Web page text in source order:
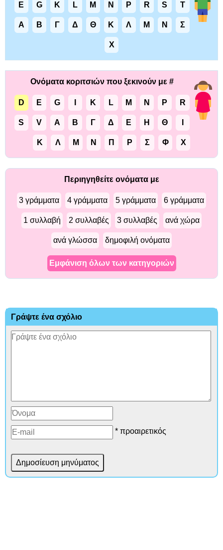
E G K L M N P R S T
Α Β Γ Δ Θ Κ Λ Μ Ν Σ
Χ
Ονόματα κοριτσιών που ξεκινούν με #
D E G K L M N P R
S V Α Β Γ Δ Ε Η Θ
Κ Λ Μ Ν Π Ρ Σ Φ Χ
Περιηγηθείτε ονόματα με
3 γράμματα 4 γράμματα 5 γράμματα 6 γράμματα
1 συλλαβή 2 συλλαβές 3 συλλαβές ανά χώρα
ανά γλώσσα δημοφιλή ονόματα
Εμφάνιση όλων των κατηγοριών
Γράψτε ένα σχόλιο
* προαιρετικός